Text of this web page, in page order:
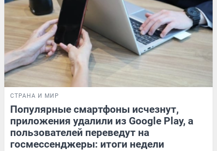
СТРАНА И МИР
Популярные смартфоны исчезнут,
приложения удалили из Google Play, а
пользователей переведут на
госмессенджеры: итоги недели